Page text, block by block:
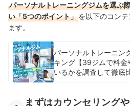
パーソナルトレーニングジムを選ぶ
い「5つのポイント」を以下のコン
ます。
パーソナルトレーニン
キング【39ジムで料
いるかを調査して徹底
まずはカウンセリング